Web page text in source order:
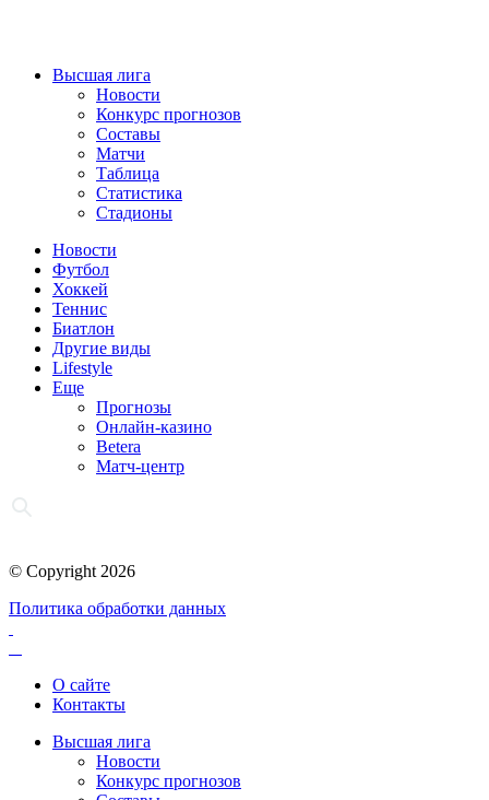
Высшая лига
Новости
Конкурс прогнозов
Составы
Матчи
Таблица
Статистика
Стадионы
Новости
Футбол
Хоккей
Теннис
Биатлон
Другие виды
Lifestyle
Еще
Прогнозы
Онлайн-казино
Betera
Матч-центр
© Copyright 2026
Политика обработки данных
О сайте
Контакты
Высшая лига
Новости
Конкурс прогнозов